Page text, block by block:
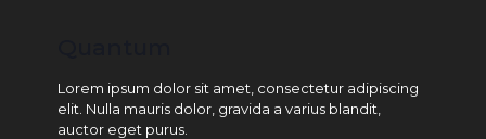
Lorem ipsum dolor sit amet, consectetur adipiscing
elit. Nulla mauris dolor, gravida a varius blandit,
auctor eget purus.